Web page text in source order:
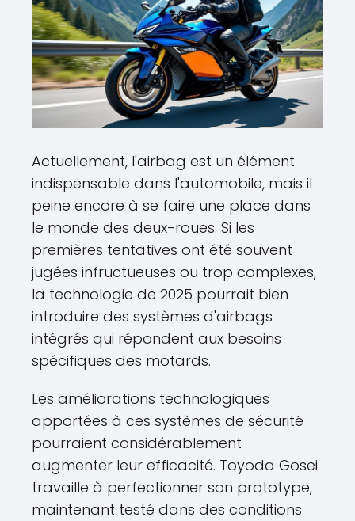
Actuellement, l'airbag est un élément
indispensable dans l'automobile, mais il
peine encore à se faire une place dans
le monde des deux-roues. Si les
premières tentatives ont été souvent
jugées infructueuses ou trop complexes,
la technologie de 2025 pourrait bien
introduire des systèmes d'airbags
intégrés qui répondent aux besoins
spécifiques des motards.
Les améliorations technologiques
apportées à ces systèmes de sécurité
pourraient considérablement
augmenter leur efficacité. Toyoda Gosei
travaille à perfectionner son prototype,
maintenant testé dans des conditions